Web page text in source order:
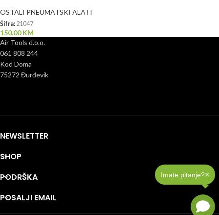
OSTALI PNEUMATSKI ALATI
Šifra: 21047
150.00KM
Air Tools d.o.o.
061 808 244
Kod Doma
75272 Đurđevik
NEWSLETTER
SHOP
PODRŠKA
POSALJI EMAIL
Imate pitanje?×